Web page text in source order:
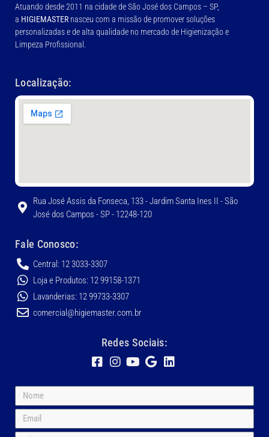
Atuando desde 2011 na cidade de São José dos Campos – SP,
a HIGIEMASTER nasceu com a missão de promover soluções
personalizadas e de alta qualidade no mercado de Higienização e
Limpeza Profissional.
Localização:
Rua José Assis da Fonseca, 133 - Jardim Santa Ines II - São
José dos Campos - SP - 12248-120
Fale Conosco:
Central: 12 3033-3307
Loja e Produtos: 12 99158-1371
Lavanderias: 12 99733-3307
comercial@higiemaster.com.br
Redes Sociais: